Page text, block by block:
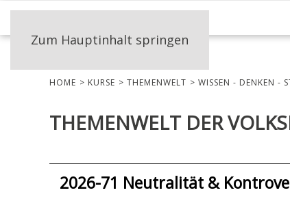
Zum Hauptinhalt springen
HOME KURSE THEMENWELT WISSEN - DENKEN -
THEMENWELT DER
2026-71 Neutralität &